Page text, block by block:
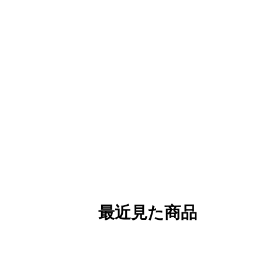
最近見た商品